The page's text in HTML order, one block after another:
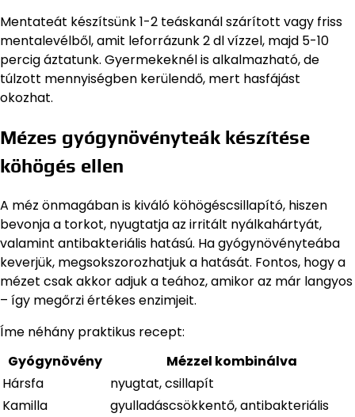
Mentateát készítsünk 1-2 teáskanál szárított vagy friss
mentalevélből, amit leforrázunk 2 dl vízzel, majd 5-10
percig áztatunk. Gyermekeknél is alkalmazható, de
túlzott mennyiségben kerülendő, mert hasfájást
okozhat.
Mézes gyógynövényteák készítése
köhögés ellen
A méz önmagában is kiváló köhögéscsillapító, hiszen
bevonja a torkot, nyugtatja az irritált nyálkahártyát,
valamint antibakteriális hatású. Ha gyógynövényteába
keverjük, megsokszorozhatjuk a hatását. Fontos, hogy a
mézet csak akkor adjuk a teához, amikor az már langyos
– így megőrzi értékes enzimjeit.
Íme néhány praktikus recept:
Gyógynövény
Mézzel kombinálva
Hársfa
nyugtat, csillapít
Kamilla
gyulladáscsökkentő, antibakteriális